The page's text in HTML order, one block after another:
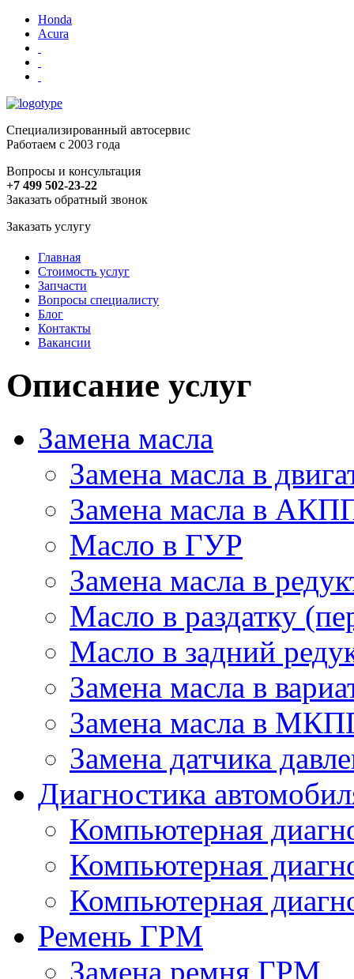
Honda
Acura
Специализированный автосервис
Работаем с 2003 года
Вопросы и консультация
+7 499 502-23-22
Заказать обратный звонок
Заказать услугу
Главная
Стоимость услуг
Запчасти
Вопросы специалисту
Блог
Контакты
Вакансии
Описание услуг
Замена масла
Замена масла в
Замена масла в
Масло в ГУР
Замена масла в
Масло в раздатку
Масло в задний
Замена масла в
Замена масла в
Замена датчика
Диагностика
Компьютерная
Компьютерная
Компьютерная
Ремень ГРМ
Замена ремня ГРМ